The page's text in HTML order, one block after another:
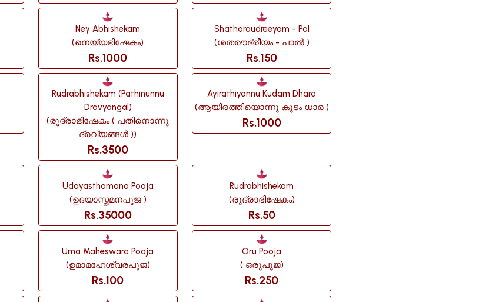
Ney Abhishekam
(നെയ്യഭിഷേകം)
Rs.1000
Shatharaudreeyam - Pal
(ശതരൗദ്രീയം - പാൽ )
Rs.150
Rudrabhishekam (pathinunnu
Dravyangal)
(രുദ്രാഭിഷേകം ( പതിനൊന്നു
ദ്രവ്യങ്ങൾ ))
Rs.3500
Ayirathiyonnu Kudam Dhara
(ആയിരത്തിയൊന്നു കുടം ധാര )
Rs.1000
Udayasthamana Pooja
(ഉദയാസ്തമനപൂജ )
Rs.35000
Rudrabhishekam
(രുദ്രാഭിഷേകം)
Rs.50
Uma Maheswara Pooja
(ഉമാമഹേശ്വരപൂജ)
Rs.100
Oru Pooja
( ഒരുപൂജ)
Rs.250